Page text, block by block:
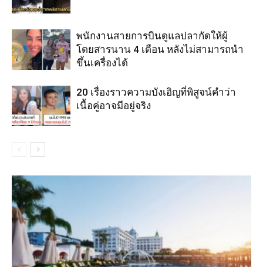
พนักงานสายการบินดูแลปลากัดให้ผู้
โดยสารนาน 4 เดือน หลังไม่สามารถนำ
ขึ้นเครื่องได้
20 เรื่องราวความบังเอิญที่พิสูจน์คำว่า
เนื้อคู่อาจมีอยู่จริง